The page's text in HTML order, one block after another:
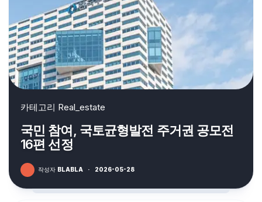
카테고리 Real_estate
국민 참여, 국토균형발전 주거권 공모전
16편 선정
작성자 BLABLA · 2026-05-28